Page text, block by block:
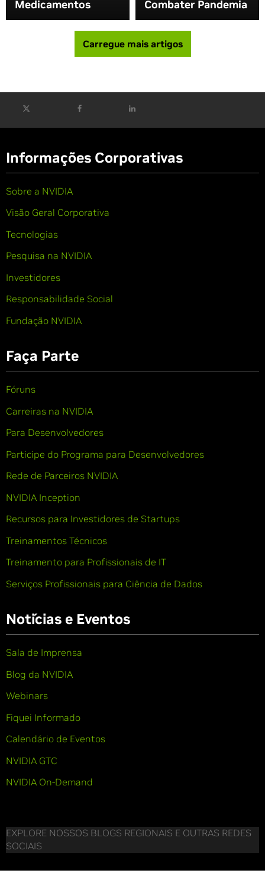
Medicamentos
Combater Pandemia
Carregue mais artigos
Informações Corporativas
Sobre a NVIDIA
Visão Geral Corporativa
Tecnologias
Pesquisa na NVIDIA
Investidores
Responsabilidade Social
Fundação NVIDIA
Faça Parte
Fóruns
Carreiras na NVIDIA
Para Desenvolvedores
Participe do Programa para Desenvolvedores
Rede de Parceiros NVIDIA
NVIDIA Inception
Recursos para Investidores de Startups
Treinamentos Técnicos
Treinamento para Profissionais de IT
Serviços Profissionais para Ciência de Dados
Notícias e Eventos
Sala de Imprensa
Blog da NVIDIA
Webinars
Fiquei Informado
Calendário de Eventos
NVIDIA GTC
NVIDIA On-Demand
EXPLORE NOSSOS BLOGS REGIONAIS E OUTRAS REDES
SOCIAIS